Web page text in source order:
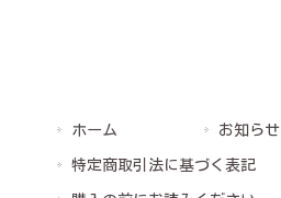
ホーム
お知らせ
特定商取引法に基づく表記